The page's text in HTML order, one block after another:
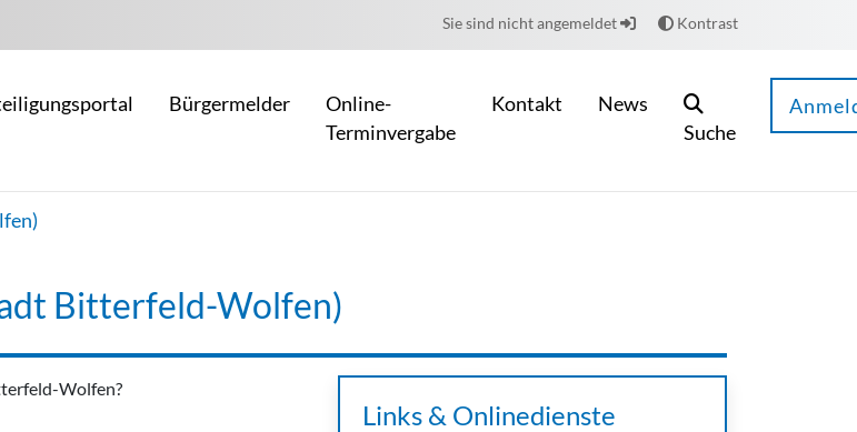
Sie sind nicht angemeldet Kontrast
Bürgermelder
Online-
Terminvergabe
Kontakt
News
Suche
Bitterfeld-Wolfen)
Wolfen?
Links & Onlinedienste